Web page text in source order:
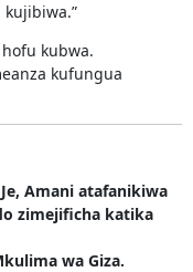
kubwa.
kufungua
Amani atafanikiwa
zimejificha katika
wa Giza.